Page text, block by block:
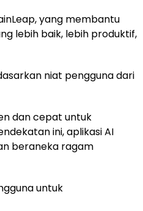
yang membantu
lebih baik, lebih produktif,
niat pengguna dari
dan cepat untuk
ini, aplikasi AI
beraneka ragam
untuk